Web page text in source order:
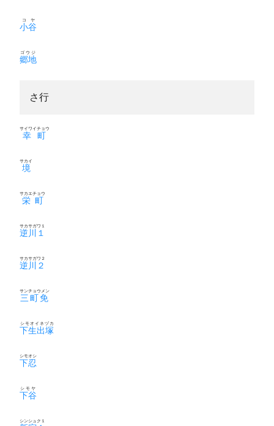
小谷
コヤ
郷地
ゴウジ
さ行
幸町
サイワイチョウ
境
サカイ
栄町
サカエチョウ
逆川１
サカサガワ１
逆川２
サカサガワ２
三町免
サンチョウメン
下生出塚
シモオイネヅカ
下忍
シモオシ
下谷
シモヤ
シンシュク１